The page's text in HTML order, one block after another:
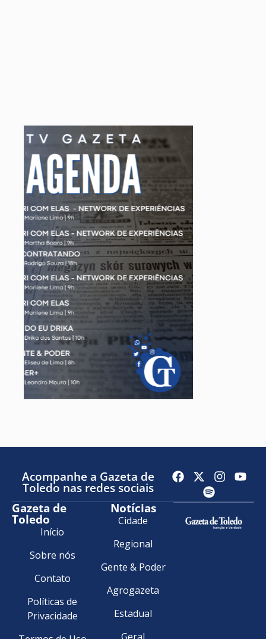
Acompanhe a Gazeta de
Toledo nas redes sociais
Gazeta de
Toledo
Início
Sobre nós
Contato
Políticas de
Privacidade
Notícias
Cidade
Regional
Gente & Poder
Agrogazeta
Estadual